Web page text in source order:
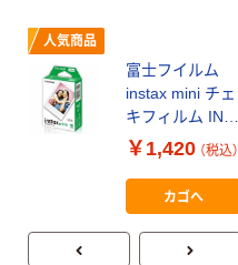
人気商品
富士フイルム
instax mini チェ
キフィルム INS
MINI JP1 1パッ
ク（10枚入り）
￥1,420 （税込）
カゴへ